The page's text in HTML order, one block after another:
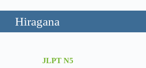
Hiragana
JLPT N5